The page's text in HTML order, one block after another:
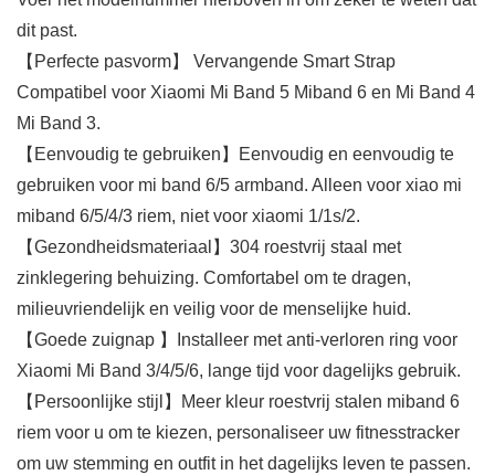
dit past.
【Perfecte pasvorm】 Vervangende Smart Strap
Compatibel voor Xiaomi Mi Band 5 Miband 6 en Mi Band 4
Mi Band 3.
【Eenvoudig te gebruiken】Eenvoudig en eenvoudig te
gebruiken voor mi band 6/5 armband. Alleen voor xiao mi
miband 6/5/4/3 riem, niet voor xiaomi 1/1s/2.
【Gezondheidsmateriaal】304 roestvrij staal met
zinklegering behuizing. Comfortabel om te dragen,
milieuvriendelijk en veilig voor de menselijke huid.
【Goede zuignap 】Installeer met anti-verloren ring voor
Xiaomi Mi Band 3/4/5/6, lange tijd voor dagelijks gebruik.
【Persoonlijke stijl】Meer kleur roestvrij stalen miband 6
riem voor u om te kiezen, personaliseer uw fitnesstracker
om uw stemming en outfit in het dagelijks leven te passen.